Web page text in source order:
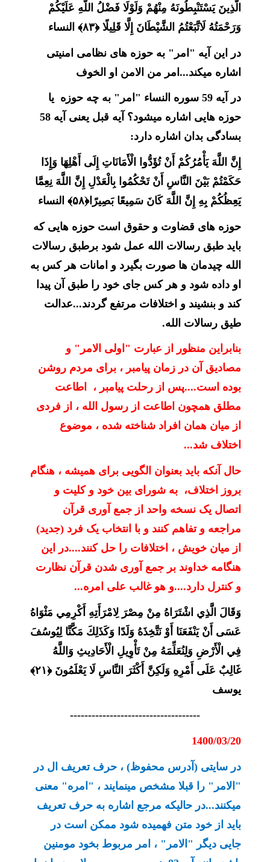
الَّذِينَ يَسْتَنْبِطُونَهُ مِنْهُمْ وَلَوْلَا فَضْلُ اللَّهِ عَلَيْكُمْ
وَرَحْمَتُهُ لَاتَّبَعْتُمُ الشَّيْطَانَ إِلَّا قَلِيلًا ﴿۸۳﴾ النساء
در این آیه "امر" به حوزه های نظامی امنیتی
اشاره میکند...امر من الامن او الخوف
در آیه 59 سوره النساء "امر" به چه حوزه یا
حوزه هایی اشاره میشود؟ آیه قبل یعنی آیه 58
بسادگی بدان اشاره دارد:
إِنَّ اللَّهَ يَأْمُرُكُمْ أَنْ تُؤَدُّوا الْأَمَانَاتِ إِلَى أَهْلِهَا وَإِذَا
حَكَمْتُمْ بَيْنَ النَّاسِ أَنْ تَحْكُمُوا بِالْعَدْلِ إِنَّ اللَّهَ نِعِمَّا
يَعِظُكُمْ بِهِ إِنَّ اللَّهَ كَانَ سَمِيعًا بَصِيرًا﴿۵۸﴾ النساء
حوزه های قضاوت و حقوق است حوزه هایی که
باید طبق رسالات الله عمل شود برطبق رسالات
الله چیدمان ها صورت بگیرد و امانات هر کس به
او داده شود و هر کس جای خود را طبق آن پیدا
کند و بنشیند و اختلافات مرتفع گردند...عدالت
طیق رسالات الله.
بنابراین منظور از عبارت "اولی الامر" و
مصادیق آن در زمان پیامبر ، برای مردم روشن
بوده است....پس از رحلت پیامبر ، اطاعت
مطلق همچون اطاعت از رسول الله ، از فردی
از میان همان افراد شناخته شده ، موضوع
اختلاف شد...
حال آنکه باید بعنوان الگویی برای همیشه ، هنگام
بروز اختلاف، به شورای بین خود و کلیت و
اتصال یک نسخه واحد از جمع آوری قرآن
مراجعه و تفاهم کنند و با انتخاب یک فرد (جدید)
از میان خویش ، اختلافات را حل کنند....در این
هنگامه خداوند بر جمع آوری شدن قرآن نظارت
و کنترل دارد....و هو غالب علی امره...
وَقَالَ الَّذِي اشْتَرَاهُ مِنْ مِصْرَ لِامْرَأَتِهِ أَكْرِمِي مَثْوَاهُ
عَسَى أَنْ يَنْفَعَنَا أَوْ نَتَّخِذَهُ وَلَدًا وَكَذَلِكَ مَكَّنَّا لِيُوسُفَ
فِي الْأَرْضِ وَلِنُعَلِّمَهُ مِنْ تَأْوِيلِ الْأَحَادِيثِ وَاللَّهُ
غَالِبٌ عَلَى أَمْرِهِ وَلَكِنَّ أَكْثَرَ النَّاسِ لَا يَعْلَمُونَ ﴿۲۱﴾
یوسف
------------------------------------
1400/03/20
در سایتی (آدرس محفوظ) ، حرف تعریف ال در
"الامر" را قبلا مشخص مینمایند ، "امره" معنی
میکنند...در حالیکه مرجع اشاره به حرف تعریف
باید از خود متن فهمیده شود ممکن است در
جایی دیگر "الامر" ، امر مربوط بخود مومنین